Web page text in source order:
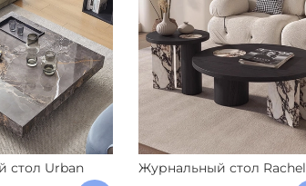
стол Urban
Журнальный стол Rachel